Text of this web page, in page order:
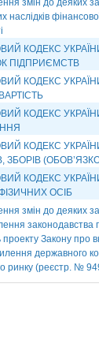
змін до деяких
наслідків
КОДЕКС
ПІДПРИЄМСТВ
КОДЕКС
КОДЕКС
КОДЕКС
ЗБОРІВ
КОДЕКС
ОСІБ
змін до деяких
законодавства
Закону про
державного
ринку (реєстр. №